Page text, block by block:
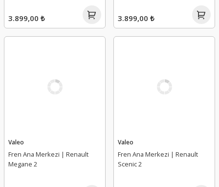
3.899,00 ₺ 3.899,00 ₺
Valeo
Fren Ana Merkezi | Renault
Megane 2
Valeo
Fren Ana Merkezi | Renault
Scenic 2